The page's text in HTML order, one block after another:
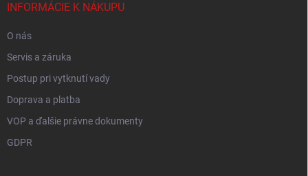
INFORMÁCIE K NÁKUPU
O nás
Servis a záruka
Postup pri vytknutí vady
Doprava a platba
VOP a ďalšie právne dokumenty
GDPR